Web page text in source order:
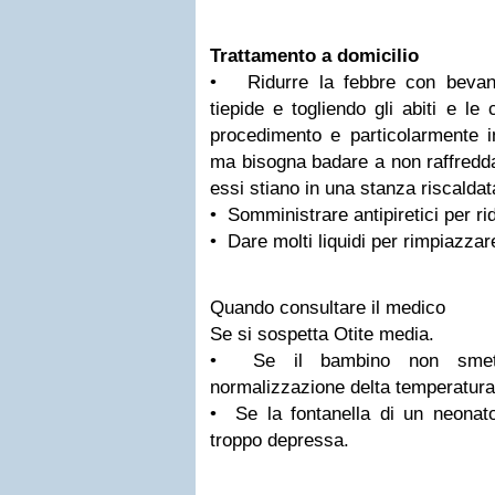
Trattamento a domicilio
• Ridurre la febbre con
tiepide e togliendo gli abiti e le
procedimento e particolarmente
ma bisogna badare a non
essi stiano in una stanza
• Somministrare antipiretici per
• Dare molti liquidi per
Quando consultare il medico
Se si sospetta Otite media.
• Se il bambino non
normalizzazione delta
• Se la fontanella di un
troppo depressa.